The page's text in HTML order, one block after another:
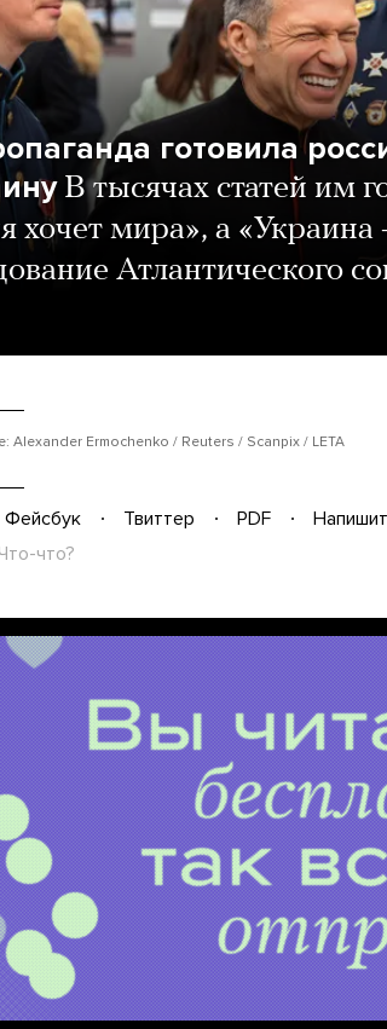
готовила
В тысячах статей им
хочет мира», а «Украина
Атлантического
Alexander Ermochenko / Reuters / Scanpix / LETA
Фейсбук Твиттер PDF
Что-что?